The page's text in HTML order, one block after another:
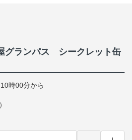
グランパス シークレット缶
時00分から